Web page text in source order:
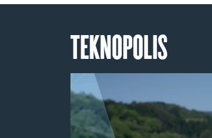
TEKNOPOLIS